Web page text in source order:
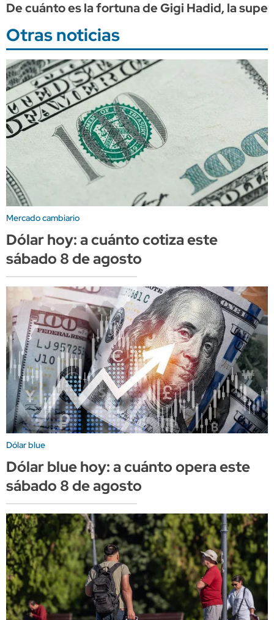
De cuánto es la fortuna de Gigi Hadid, la
Otras noticias
Mercado cambiario
Dólar hoy: a cuánto cotiza este
sábado 8 de agosto
Dólar blue
Dólar blue hoy: a cuánto opera este
sábado 8 de agosto